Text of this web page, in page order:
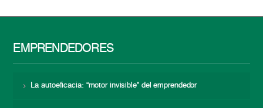
EMPRENDEDORES
La autoeficacia: “motor invisible” del emprendedor